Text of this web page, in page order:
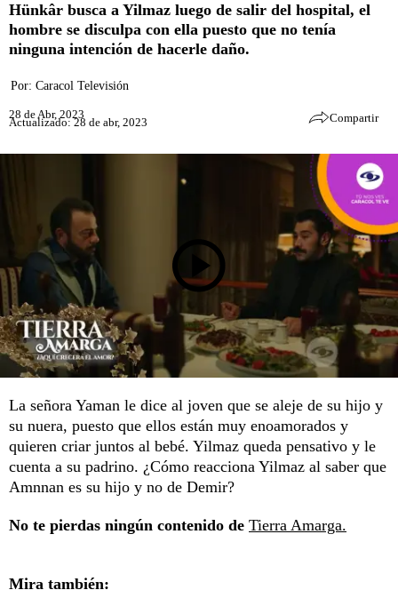
Hünkâr busca a Yilmaz luego de salir del hospital, el
hombre se disculpa con ella puesto que no tenía
ninguna intención de hacerle daño.
Por: Caracol Televisión
28 de Abr, 2023
Actualizado: 28 de abr, 2023 Compartir
La señora Yaman le dice al joven que se aleje de su hijo y
su nuera, puesto que ellos están muy enoamorados y
quieren criar juntos al bebé. Yilmaz queda pensativo y le
cuenta a su padrino. ¿Cómo reacciona Yilmaz al saber que
Amnnan es su hijo y no de Demir?
No te pierdas ningún contenido de Tierra Amarga.
Mira también: